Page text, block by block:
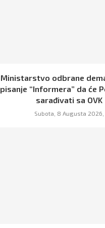
Ministarstvo odbrane
pisanje “Informera” da će
sarađivati sa OVK
Subota, 8 Augusta 2026,